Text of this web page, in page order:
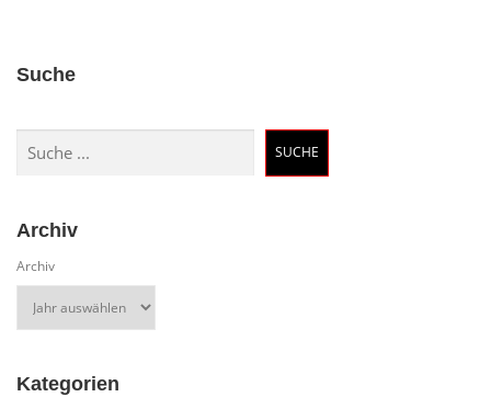
Suche
SUCHE
Archiv
Archiv
Kategorien